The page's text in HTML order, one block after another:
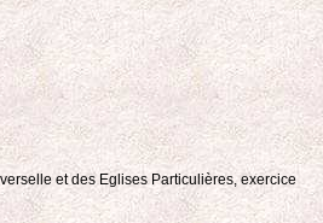
et des Eglises Particulières, exercice